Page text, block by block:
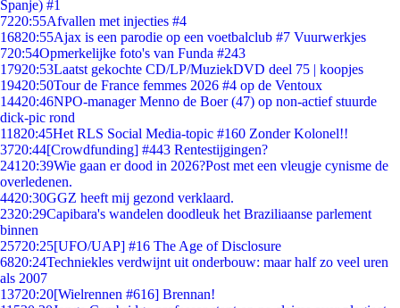
Spanje) #1
7220:55Afvallen met injecties #4
16820:55Ajax is een parodie op een voetbalclub #7 Vuurwerkjes
720:54Opmerkelijke foto's van Funda #243
17920:53Laatst gekochte CD/LP/MuziekDVD deel 75 | koopjes
19420:50Tour de France femmes 2026 #4 op de Ventoux
14420:46NPO-manager Menno de Boer (47) op non-actief stuurde
dick-pic rond
11820:45Het RLS Social Media-topic #160 Zonder Kolonel!!
3720:44[Crowdfunding] #443 Rentestijgingen?
241 20:39Wie gaan er dood in 2026?Post met een vleugje cynisme de
overledenen.
4420:30GGZ heeft mij gezond verklaard.
2320:29Capibara's wandelen doodleuk het Braziliaanse parlement
binnen
25720:25[UFO/UAP] #16 The Age of Disclosure
6820:24Techniekles verdwijnt uit onderbouw: maar half zo veel uren
als 2007
13720:20[Wielrennen #616] Brennan!